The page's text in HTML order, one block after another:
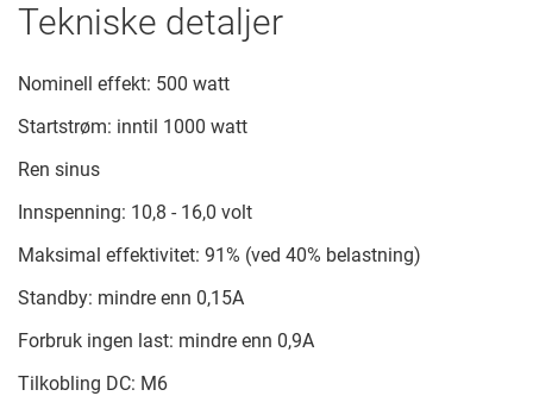
Tekniske detaljer
Nominell effekt: 500 watt
Startstrøm: inntil 1000 watt
Ren sinus
Innspenning: 10,8 - 16,0 volt
Maksimal effektivitet: 91% (ved 40% belastning)
Standby: mindre enn 0,15A
Forbruk ingen last: mindre enn 0,9A
Tilkobling DC: M6